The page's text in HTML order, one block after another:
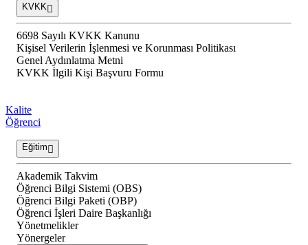
KVKK
6698 Sayılı KVKK Kanunu
Kişisel Verilerin İşlenmesi ve Korunması Politikası
Genel Aydınlatma Metni
KVKK İlgili Kişi Başvuru Formu
Kalite
Öğrenci
Eğitim
Akademik Takvim
Öğrenci Bilgi Sistemi (OBS)
Öğrenci Bilgi Paketi (OBP)
Öğrenci İşleri Daire Başkanlığı
Yönetmelikler
Yönergeler